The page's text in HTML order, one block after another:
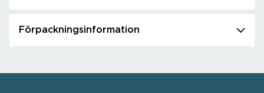
Förpackningsinformation